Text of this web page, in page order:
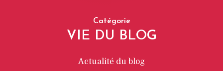
Catégorie
VIE DU BLOG
Actualité du blog